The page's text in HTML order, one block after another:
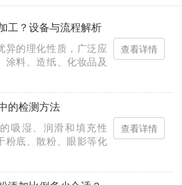
工？设备与流程解析
异的理化性质，广泛应
涂料、造纸、化妆品及
滑石质地柔软（莫氏硬
查看详情
的检测方法
吸湿、润滑和填充性
粉底、散粉、眼影等化
然滑石矿常与石棉矿物
查看详情